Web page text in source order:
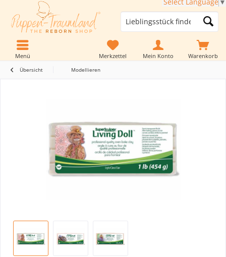
Warenkorb
Merkzettel Mein Konto
Menü
Übersicht Modellieren